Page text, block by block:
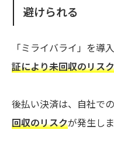
避けられる
「ミライバライ」を導
証により未回収のリス
後払い決済は、自社で
回収のリスクが発生しま